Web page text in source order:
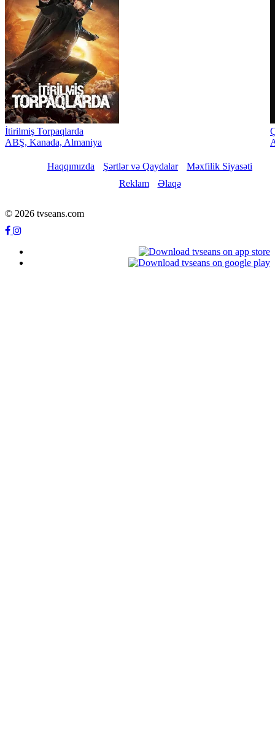
İtirilmiş Torpaqlarda
ABŞ, Kanada, Almaniya
Haqqımızda Şərtlər və Qaydalar
Məxfilik Siyasəti
Reklam
Əlaqə
© 2026 tvseans.com